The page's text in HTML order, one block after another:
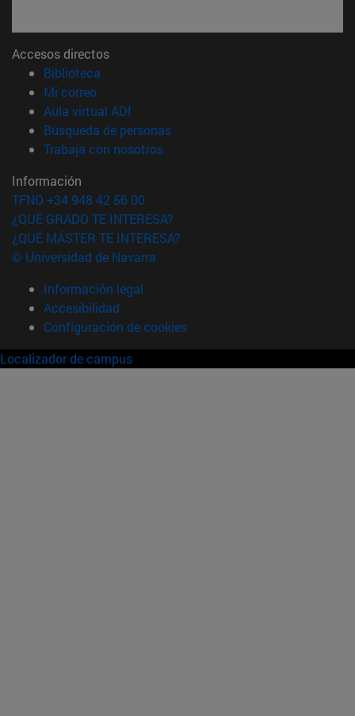
Accesos directos
Biblioteca
Mi correo(abre en nueva ventana)
Aula virtual ADI
Búsqueda de personas(abre en nueva ventana)
Trabaja con nosotros(abre en nueva ventana)
Información
TFNO +34 948 42 56 00
¿QUÉ GRADO TE INTERESA?
¿QUÉ MÁSTER TE INTERESA?
© Universidad de Navarra
Información legal
Accesibilidad
Configuración de cookies
Localizador de campus